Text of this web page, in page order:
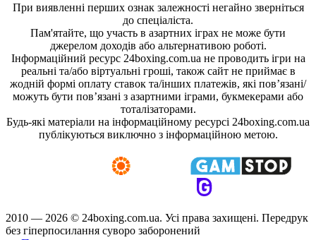
При виявленні перших ознак залежності негайно зверніться
до спеціаліста.
Пам'ятайте, що участь в азартних іграх не може бути
джерелом доходів або альтернативою роботі.
Інформаційний ресурс 24boxing.com.ua не проводить ігри на
реальні та/або віртуальні гроші, також сайт не приймає в
жодній формі оплату ставок та/інших платежів, які пов’язані/
можуть бути пов’язані з азартними іграми, букмекерами або
тоталізаторами.
Будь-які матеріали на інформаційному ресурсі 24boxing.com.ua
публікуються виключно з інформаційною метою.
2010 — 2026 © 24boxing.com.ua. Усi права захищенi. Передрук
без гіперпосилання суворо заборонений